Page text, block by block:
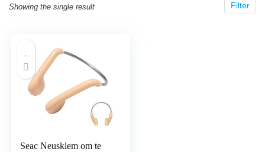
Filter
Showing the single result
Seac Neusklem om te